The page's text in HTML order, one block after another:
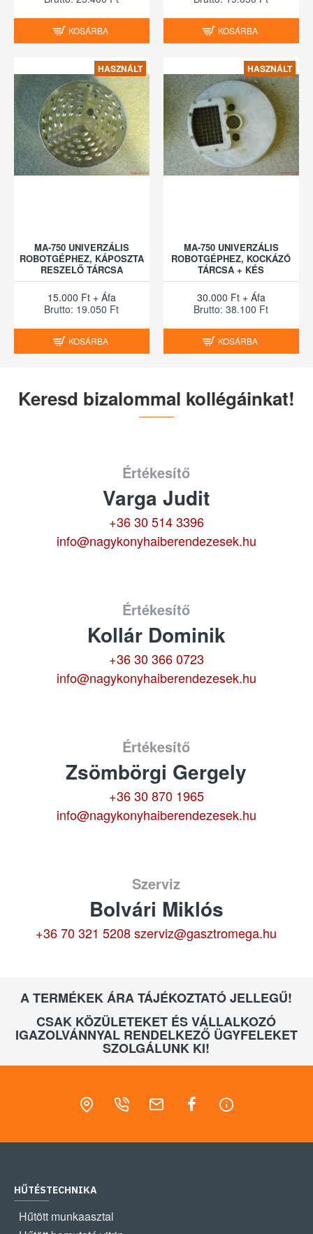
KOSÁRBA KOSÁRBA
HASZNÁLT
MA-750 UNIVERZÁLIS
ROBOTGÉPHEZ, KÁPOSZTA
RESZELŐ TÁRCSA
15.000 Ft + Áfa
Brutto: 19.050 Ft
KOSÁRBA
HASZNÁLT
MA-750 UNIVERZÁLIS
ROBOTGÉPHEZ, KOCKÁZÓ
TÁRCSA + KÉS
30.000 Ft + Áfa
Brutto: 38.100 Ft
KOSÁRBA
Keresd bizalommal kollégáinkat!
Értékesítő
Varga Judit
+36 30 514 3396
info@nagykonyhaiberendezesek.hu
Értékesítő
Kollár Dominik
+36 30 366 0723
info@nagykonyhaiberendezesek.hu
Értékesítő
Zsömbörgi Gergely
+36 30 870 1965
info@nagykonyhaiberendezesek.hu
Szerviz
Bolvári Miklós
+36 70 321 5208 szerviz@gasztromega.hu
A TERMÉKEK ÁRA TÁJÉKOZTATÓ JELLEGŰ!
CSAK KÖZÜLETEKET ÉS VÁLLALKOZÓ
IGAZOLVÁNNYAL RENDELKEZŐ ÜGYFELEKET
SZOLGÁLUNK KI!
HŰTÉSTECHNIKA
Hűtött munkaasztal